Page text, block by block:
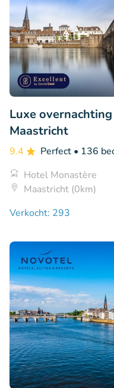
Luxe
Maastricht
9.4 Perfect • 136
Hotel Monastère
Maastricht (0km)
Verkocht: 293